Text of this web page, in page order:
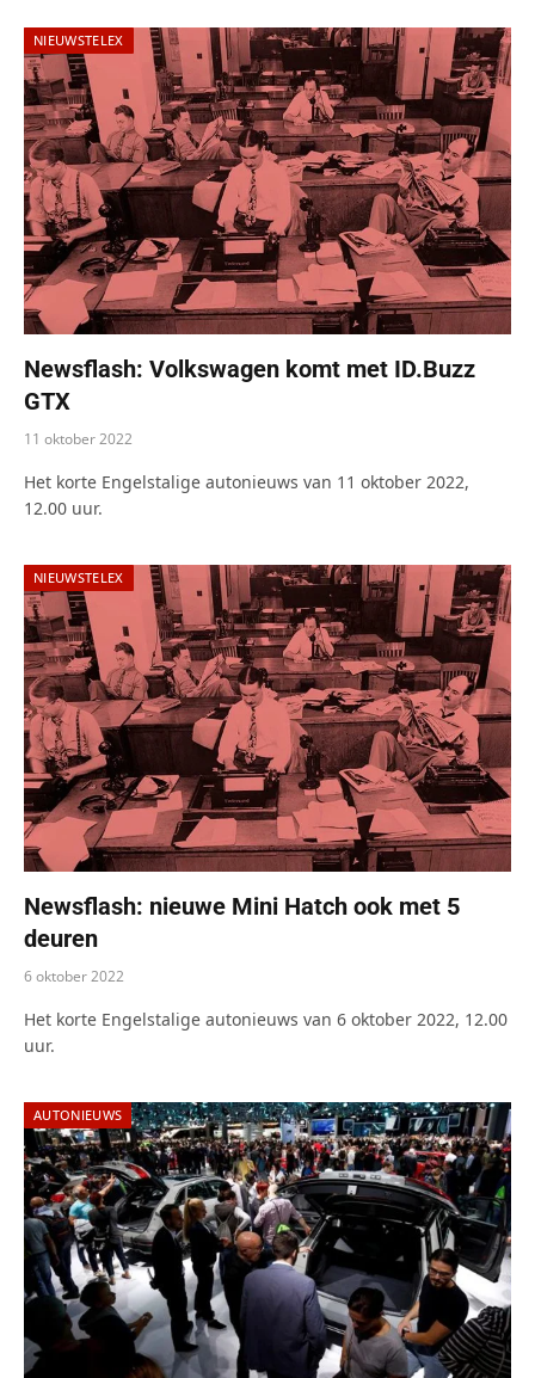
NIEUWSTELEX
Newsflash: Volkswagen komt met ID.Buzz
GTX
11 oktober 2022
Het korte Engelstalige autonieuws van 11 oktober 2022,
12.00 uur.
NIEUWSTELEX
Newsflash: nieuwe Mini Hatch ook met 5
deuren
6 oktober 2022
Het korte Engelstalige autonieuws van 6 oktober 2022, 12.00
uur.
AUTONIEUWS